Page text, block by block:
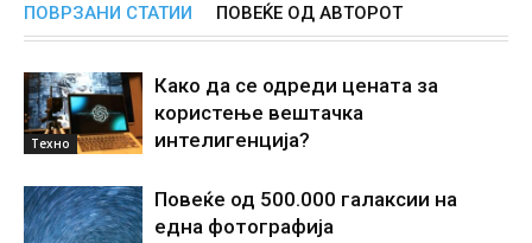
ПОВРЗАНИ СТАТИИ ПОВЕЌЕ ОД АВТОРОТ
Техно
Како да се одреди цената за
користење вештачка
интелигенциjа?
Повеќе од 500.000 галаксии на
една фотографија